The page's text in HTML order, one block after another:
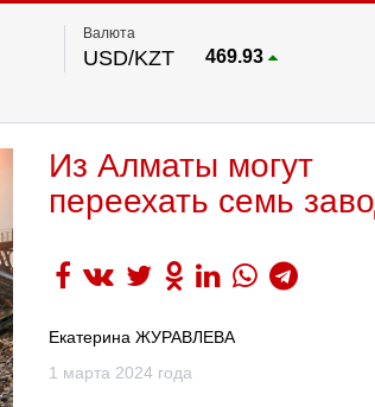
Валюта
USD/KZT 469.93
Из Алматы могут
переехать семь
Екатерина ЖУРАВЛЕВА
1 марта 2024 года